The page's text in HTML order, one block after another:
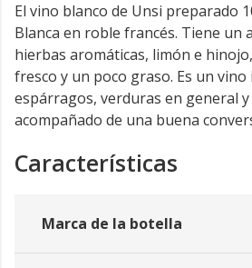
El vino blanco de Unsi preparado
Blanca en roble francés. Tiene un
hierbas aromáticas, limón e
fresco y un poco graso. Es un
espárragos, verduras en general y
acompañado de una buena
Características
Marca de la botella